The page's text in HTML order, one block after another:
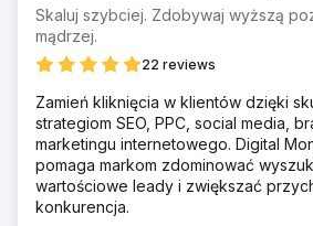
Skaluj szybciej. Zdobywaj wyższą
mądrzej.
22 reviews
Zamień kliknięcia w klientów dzięki
strategiom SEO, PPC, social media,
marketingu internetowego. Digital
pomaga markom zdominować
wartościowe leady i zwiększać
konkurencja.